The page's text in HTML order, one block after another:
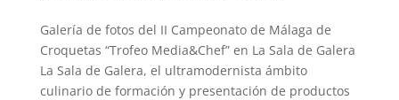
Galería de fotos del II Campeonato de Málaga de
Croquetas “Trofeo Media&Chef” en La Sala de Galera
La Sala de Galera, el ultramodernista ámbito
culinario de formación y presentación de productos